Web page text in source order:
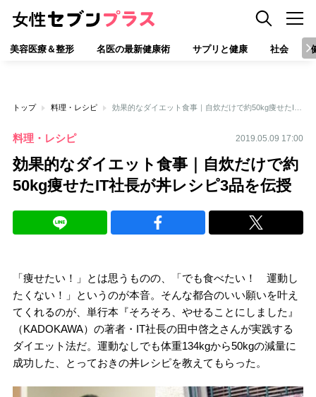
美容医療＆整形 名医の最新健康術 サプリと健康 社会
トップ 料理・レシピ
料理・レシピ 2019.05.09 17:00
効果的なダイエット食事｜自炊だけで約
50kg痩せたIT社長が丼レシピ3品を伝授
「痩せたい！」とは思うものの、「でも食べたい！ 運動し
たくない！」というのが本音。そんな都合のいい願いを叶え
てくれるのが、単行本『そろそろ、やせることにしました』
（KADOKAWA）の著者・IT社長の田中啓之さんが実践する
ダイエット法だ。運動なしでも体重134kgから50kgの減量に
成功した、とっておきの丼レシピを教えてもらった。